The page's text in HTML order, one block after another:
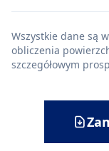
Wszystkie dane są
obliczenia
szczegółowym